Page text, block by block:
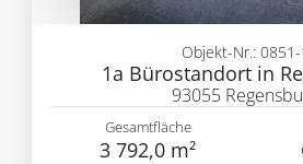
1a Bürostandort in
Objekt-Nr.: 0851-
93055
Gesamtfläche
3 792,0 m²